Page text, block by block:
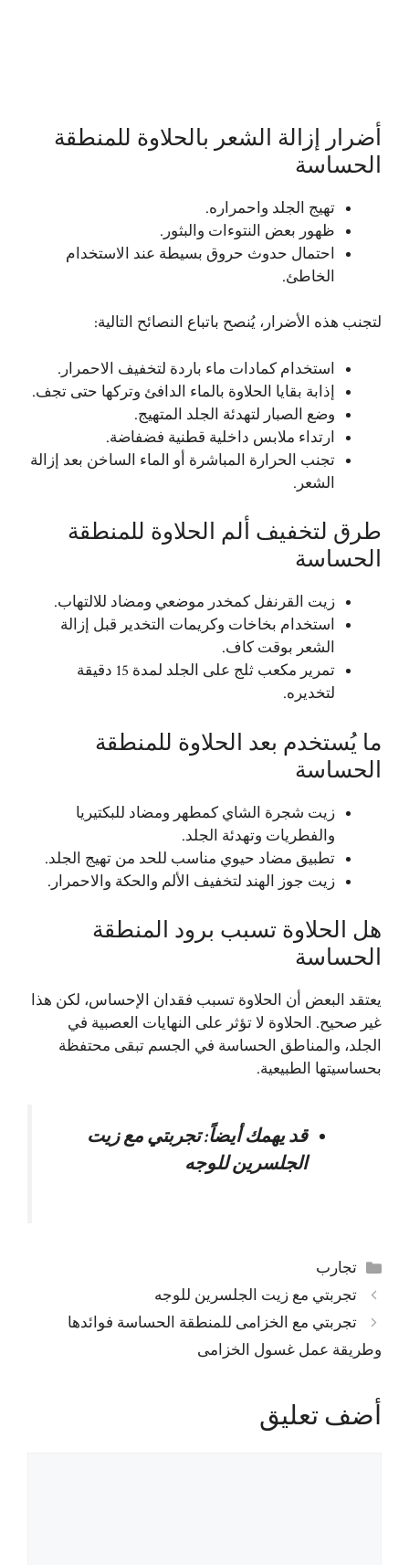
أضرار إزالة الشعر بالحلاوة للمنطقة
الحساسة
تهيج الجلد واحمراره.
ظهور بعض النتوءات والبثور.
احتمال حدوث حروق بسيطة عند الاستخدام
الخاطئ.
لتجنب هذه الأضرار، يُنصح باتباع النصائح التالية:
استخدام كمادات ماء باردة لتخفيف الاحمرار.
إذابة بقايا الحلاوة بالماء الدافئ وتركها حتى تجف.
وضع الصبار لتهدئة الجلد المتهيج.
ارتداء ملابس داخلية قطنية فضفاضة.
تجنب الحرارة المباشرة أو الماء الساخن بعد إزالة
الشعر.
طرق لتخفيف ألم الحلاوة للمنطقة
الحساسة
زيت القرنفل كمخدر موضعي ومضاد للالتهاب.
استخدام بخاخات وكريمات التخدير قبل إزالة
الشعر بوقت كاف.
تمرير مكعب ثلج على الجلد لمدة 15 دقيقة
لتخديره.
ما يُستخدم بعد الحلاوة للمنطقة
الحساسة
زيت شجرة الشاي كمطهر ومضاد للبكتيريا
والفطريات وتهدئة الجلد.
تطبيق مضاد حيوي مناسب للحد من تهيج الجلد.
زيت جوز الهند لتخفيف الألم والحكة والاحمرار.
هل الحلاوة تسبب برود المنطقة
الحساسة
يعتقد البعض أن الحلاوة تسبب فقدان الإحساس، لكن هذا
غير صحيح. الحلاوة لا تؤثر على النهايات العصبية في
الجلد، والمناطق الحساسة في الجسم تبقى محتفظة
بحساسيتها الطبيعية.
قد يهمك أيضاً:تجربتي مع زيت
الجلسرين للوجه
التصنيفات
تجارب
تجربتي مع زيت الجلسرين للوجه
تجربتي مع الخزامى للمنطقة الحساسة فوائدها
وطريقة عمل غسول الخزامى
أضف تعليق